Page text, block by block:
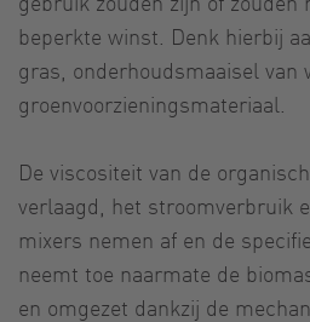
beperkte winst. Denk hierbij
gras, onderhoudsmaaisel van
groenvoorzieningsmateriaal.
De viscositeit van de
verlaagd, het stroomverbruik
mixers nemen af ​​en de
neemt toe naarmate de
en omgezet dankzij de